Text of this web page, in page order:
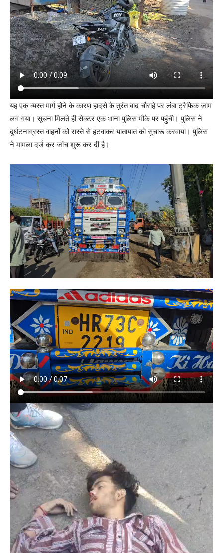
यह एक व्यस्त मार्ग होने के कारण हादसे के तुरंत बाद चौराहे पर लंबा ट्रैफिक जाम
लग गया। सूचना मिलते ही सेक्टर एक थाना पुलिस मौके पर पहुंची। पुलिस ने
दुर्घटनाग्रस्त वाहनों को रास्ते से हटवाकर यातायात को सुचारू करवाया। पुलिस
ने मामला दर्ज कर जांच शुरू कर दी है।